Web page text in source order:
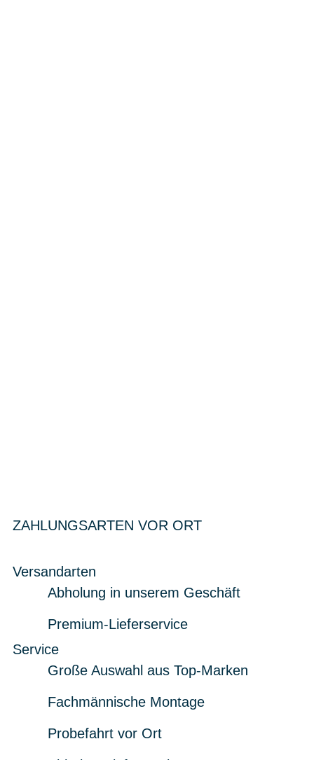
ZAHLUNGSARTEN VOR ORT
Versandarten
Abholung in unserem Geschäft
Premium-Lieferservice
Service
Große Auswahl aus Top-Marken
Fachmännische Montage
Probefahrt vor Ort